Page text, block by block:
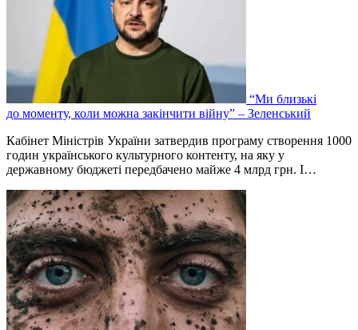
“Ми близькі
до моменту, коли можна закінчити війну” – Зеленський
Кабінет Міністрів України затвердив програму створення 1000
годин українського культурного контенту, на яку у
державному бюджеті передбачено майже 4 млрд грн. І…